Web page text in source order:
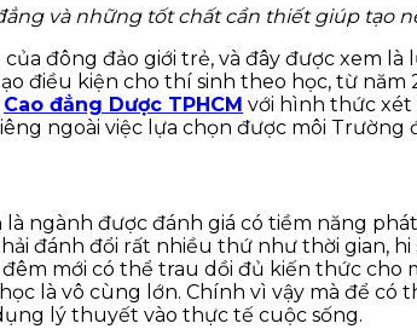
và những tốt chất cần thiết giúp tạo
đông đảo giới trẻ, và đây được xem
điều kiện cho thí sinh theo học, từ năm
Cao đẳng Dược TPHCM với hình thức xét
ngoài việc lựa chọn được môi
ngành được đánh giá có tiềm năng
đánh đổi rất nhiều thứ như thời gian,
mới có thể trau dồi đủ kiến thức cho
là vô cùng lớn. Chính vì vậy mà để
lý thuyết vào thực tế cuộc sống.